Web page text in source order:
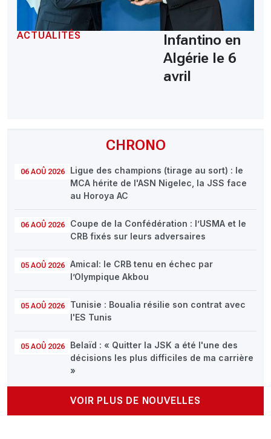
CHRONO
06 AOÛ 2026
Ligue des champions (tirage au sort) : le
MCA hérite de l'ASN Nigelec, la JSS face
au Horoya AC
06 AOÛ 2026
Coupe de la Confédération : l’USMA et le
CRB fixés sur leurs adversaires
05 AOÛ 2026
Amical: le CRB tenu en échec par
l’Olympique Akbou
05 AOÛ 2026
Tunisie : Boualia résilie son contrat avec
l'ES Tunis
05 AOÛ 2026
Belaïd : « Quitter la JSK a été l'une des
décisions les plus difficiles de ma carrière
»
VOIR PLUS DE NOUVELLES
ACTUALITÉS
Infantino en
Algérie le 6
avril